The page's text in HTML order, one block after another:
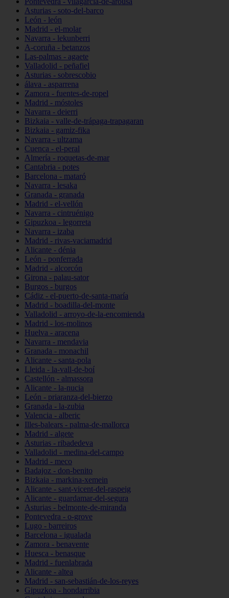
Asturias - soto-del-barco
León - león
Madrid - el-molar
Navarra - lekunberri
A-coruña - betanzos
Las-palmas - agaete
Valladolid - peñafiel
Asturias - sobrescobio
álava - asparrena
Zamora - fuentes-de-ropel
Madrid - móstoles
Navarra - deierri
Bizkaia - valle-de-trápaga-trapagaran
Bizkaia - gamiz-fika
Navarra - ultzama
Cuenca - el-peral
Almería - roquetas-de-mar
Cantabria - potes
Barcelona - mataró
Navarra - lesaka
Granada - granada
Madrid - el-vellón
Navarra - cintruénigo
Gipuzkoa - legorreta
Navarra - izaba
Madrid - rivas-vaciamadrid
Alicante - dénia
León - ponferrada
Madrid - alcorcón
Girona - palau-sator
Burgos - burgos
Cádiz - el-puerto-de-santa-maría
Madrid - boadilla-del-monte
Valladolid - arroyo-de-la-encomienda
Madrid - los-molinos
Huelva - aracena
Navarra - mendavia
Granada - monachil
Alicante - santa-pola
Lleida - la-vall-de-boí
Castellón - almassora
Alicante - la-nucia
León - priaranza-del-bierzo
Granada - la-zubia
Valencia - alberic
Illes-balears - palma-de-mallorca
Madrid - algete
Asturias - ribadedeva
Valladolid - medina-del-campo
Madrid - meco
Badajoz - don-benito
Bizkaia - markina-xemein
Alicante - sant-vicent-del-raspeig
Alicante - guardamar-del-segura
Asturias - belmonte-de-miranda
Pontevedra - o-grove
Lugo - barreiros
Barcelona - igualada
Zamora - benavente
Huesca - benasque
Madrid - fuenlabrada
Alicante - altea
Madrid - san-sebastián-de-los-reyes
Gipuzkoa - hondarribia